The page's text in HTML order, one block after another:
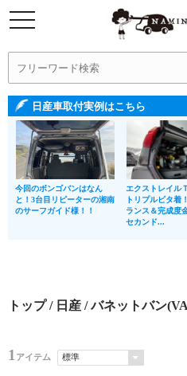
日産車取付実例はこちら
今回のボンゴバンはなん
と！3台目リピーターの湘南
のサーフガイド様！！
エクストレイル
トリプルビタ着
ランス＆完成度
セカンド...
トップ/ 日産 / バネットバン
1 アイテム